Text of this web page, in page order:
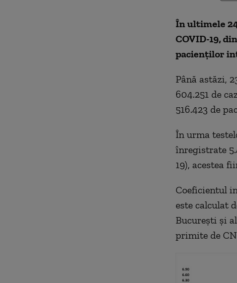
În ultimele
COVID-19,
pacienților
Până astăzi,
604.251 de
516.423 de
În urma
înregistrate
19), acestea
Coeficientul
este calculat
București și
primite de